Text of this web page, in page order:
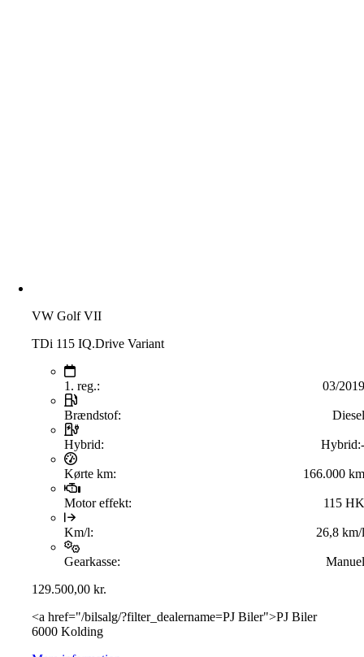
VW Golf VII
TDi 115 IQ.Drive Variant
1. reg.: 03/2019
Brændstof: Diesel
Hybrid: Hybrid:-
Kørte km: 166.000 km
Motor effekt: 115 HK
Km/l: 26,8 km/l
Gearkasse:
Manuel
129.500,00kr.
<a href="/bilsalg/?filter_dealername=PJ Biler">PJ Biler
6000 Kolding